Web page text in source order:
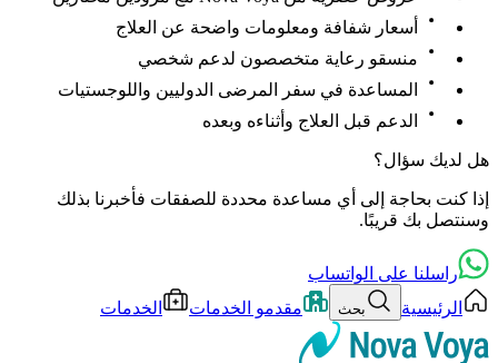
أسعار شفافة ومعلومات واضحة عن العلاج
منسقو رعاية متخصصون لدعم شخصي
المساعدة في سفر المرضى الدوليين واللوجستيات
الدعم قبل العلاج وأثناءه وبعده
هل لديك سؤال؟
إذا كنت بحاجة إلى أي مساعدة محددة للصفقات فأخبرنا بذلك
وسنتصل بك قريبًا.
راسلنا على الواتساب
الرئيسية
بحث مقدمو الخدمات الخدمات